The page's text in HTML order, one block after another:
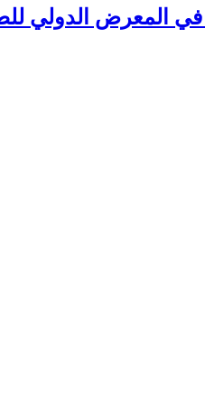
الدولي للطيران